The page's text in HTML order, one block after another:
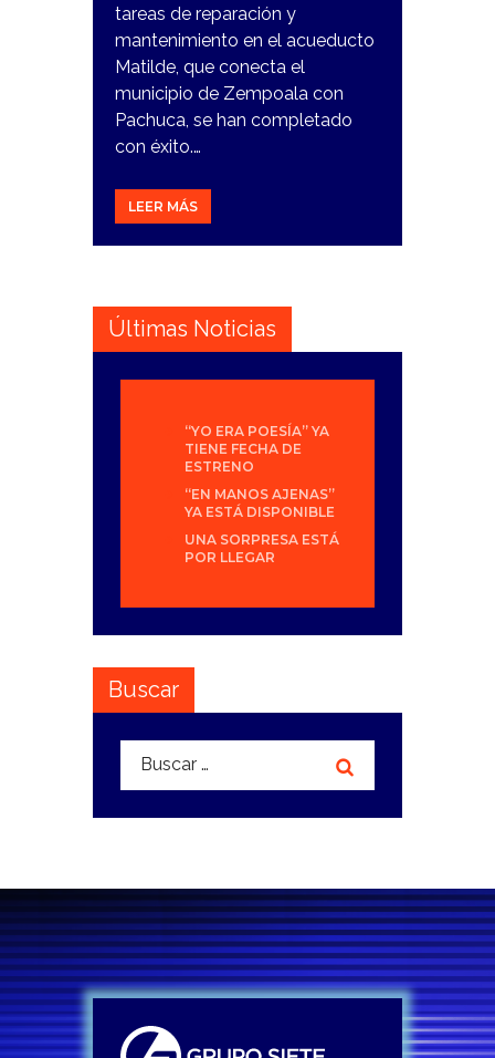
tareas de reparación y
mantenimiento en el acueducto
Matilde, que conecta el
municipio de Zempoala con
Pachuca, se han completado
con éxito.…
LEER MÁS
Últimas Noticias
“YO ERA POESÍA” YA
TIENE FECHA DE
ESTRENO
“EN MANOS AJENAS”
YA ESTÁ DISPONIBLE
UNA SORPRESA ESTÁ
POR LLEGAR
Buscar
Buscar: